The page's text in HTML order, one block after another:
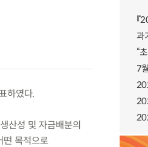
하였다.
산성 및 자금배분의
떤 목적으로
『
7